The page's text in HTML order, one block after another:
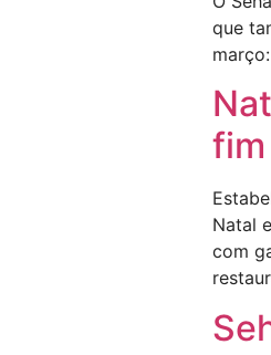
que
Natal
com